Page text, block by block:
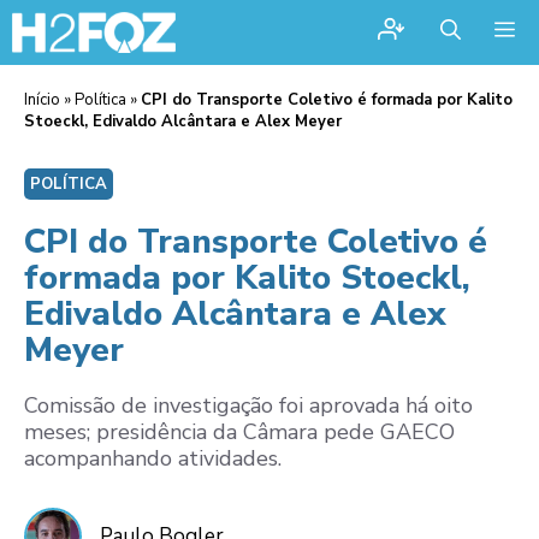
Início »Política » CPI do Transporte Coletivo é formada por Kalito
Stoeckl, Edivaldo Alcântara e Alex Meyer
POLÍTICA
CPI do Transporte Coletivo é
formada por Kalito Stoeckl,
Edivaldo Alcântara e Alex
Meyer
Comissão de investigação foi aprovada há oito
meses; presidência da Câmara pede GAECO
acompanhando atividades.